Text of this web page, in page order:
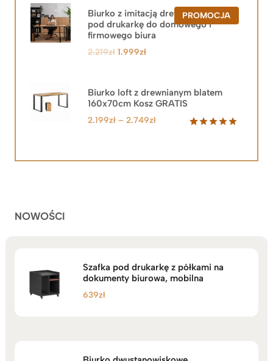
PROMOCJAPRODUKT
W
Biurko z imitacją drewna z szafką
pod drukarkę do domowego i
firmowego biura
2.219zł Pierwotna
2.219zł.
1.999złAktualna
1.999zł.
Biurko loft z drewnianym blatem
160x70cm Kosz GRATIS
podstawie
2.199zł – 2.749złZakres
2.199zł
NOWOŚCI
Szafka pod drukarkę z półkami na
dokumenty biurowa, mobilna
639zł